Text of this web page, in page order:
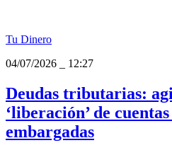
Tu Dinero
04/07/2026
12:27
Deudas tributarias:
‘liberación’ de
embargadas